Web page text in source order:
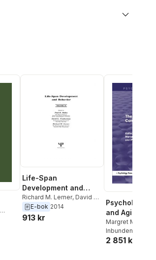
Life-Span
Development and
Behavior
Richard M. Lerner, David L.
Featherman,Paul B. Baltes
E-bok 2014
913 kr
Psychology
and Aging
Revivals)
Margret M. Baltes
Baltes
Inbunden
2 851 kr